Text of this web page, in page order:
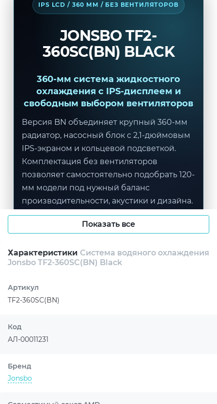
IPS LCD / 360 ММ / БЕЗ ВЕНТИЛЯТОРОВ
JONSBO TF2-
360SC(BN) BLACK
360-мм система жидкостного
охлаждения с IPS-дисплеем и
свободным выбором вентиляторов
Версия BN объединяет крупный 360-мм
радиатор, насосный блок с 2,1-дюймовым
IPS-экраном и кольцевой подсветкой.
Комплектация без вентиляторов
позволяет самостоятельно подобрать 120-
мм модели под нужный баланс
производительности, акустики и дизайна.
Показать все
Характеристики Система водяного охлаждения
Jonsbo TF2-360SC(BN) Black
Артикул
TF2-360SC(BN)
Код
АЛ-00011231
Бренд
Jonsbo